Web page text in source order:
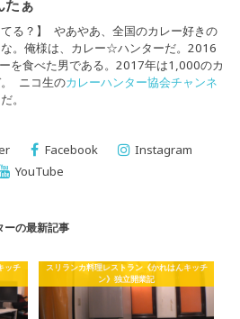
ぁ
てる？】 やあやあ、全国のカレー好きの
。俺様は、カレー☆ハンターだ。2016
を食べた男である。2017年は1,000のカ
ニコ生のカレーハンター協会チャンネ
。
Facebook
Instagram
YouTube
ーの最新記事
ッチ
スリランカ料理レストラン《かれはんキッチ
ン》独立開業記